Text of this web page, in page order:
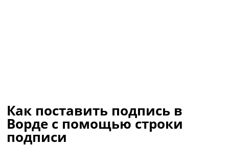
Как поставить подпись в
Ворде с помощью строки
подписи